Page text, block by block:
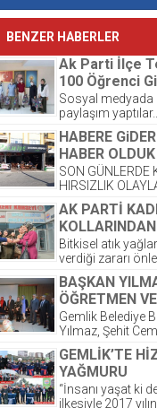
BENZER HABERLER
Ak Parti İlçe
100 Öğrenci
Sosyal medyada
paylaşım yaptılar…
çok yakıştı. ☺️
sonrası,...
HABERE
HABER OLDUK
SON GÜNLERDE
HIRSIZLIK
ARTIŞ OLDUĞU
ŞİRKETİMİZ
OLAN DEPODA
AKŞAM...
AK PARTİ
PROJESİNE
Bitkisel atık
verdiği zararı
kaynaklanacak
korunması
BAŞKAN
ÖĞRETMEN
İLE BİR
Gemlik Belediye
Yılmaz, Şehit
Okul Aile
olduğu kahvaltı
GEMLİK’TE
YAĞMURU
“İnsanı yaşat ki
ilkesiyle 2017